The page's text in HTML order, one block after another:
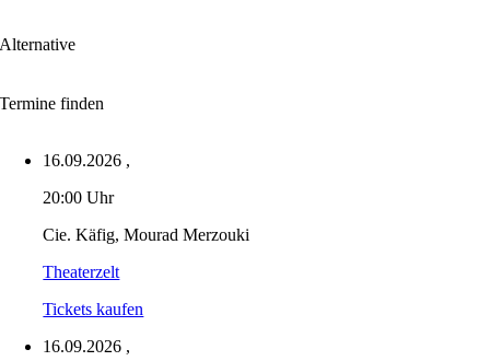
Alternative
Termine finden
16.09.2026 ,
20:00 Uhr
Cie. Käfig, Mourad Merzouki
Theaterzelt
Tickets kaufen
16.09.2026 ,